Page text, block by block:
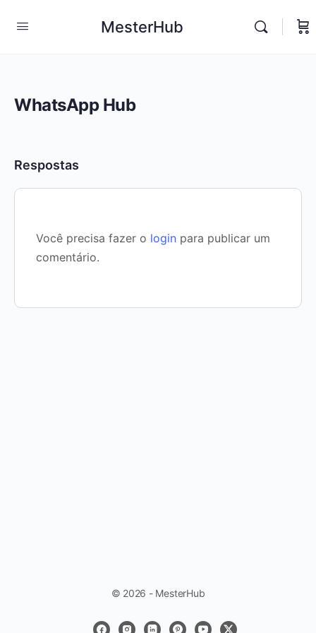
MesterHub
WhatsApp Hub
Respostas
Você precisa fazer o login para publicar um
comentário.
© 2026 - MesterHub